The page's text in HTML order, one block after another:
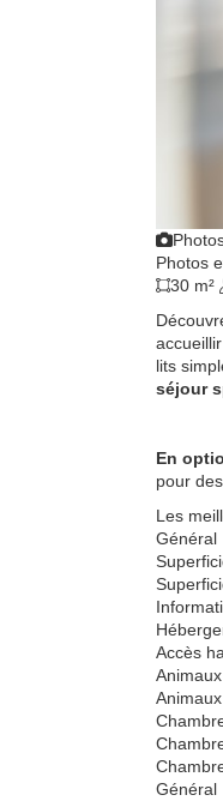
Photos
30 m²
lits
séjour
En
pour
Les
Général
Accès
Animaux
Général